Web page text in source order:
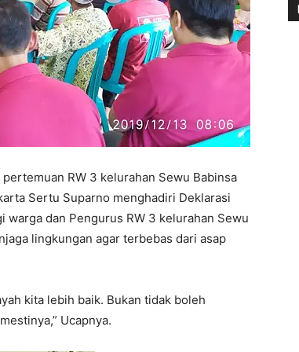
RW 3 kelurahan Sewu Babinsa
Sertu Suparno menghadiri Deklarasi
warga dan Pengurus RW 3 kelurahan Sewu
lingkungan agar terbebas dari asap
kita lebih baik. Bukan tidak boleh
Ucapnya.